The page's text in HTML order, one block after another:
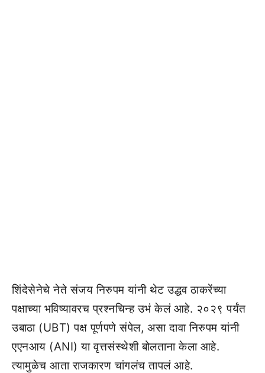
शिंदेसेनेचे नेते संजय निरुपम यांनी थेट उद्धव ठाकरेंच्या
पक्षाच्या भविष्यावरच प्रश्नचिन्ह उभं केलं आहे. २०२९ पर्यंत
उबाठा (UBT) पक्ष पूर्णपणे संपेल, असा दावा निरुपम यांनी
एएनआय (ANI) या वृत्तसंस्थेशी बोलताना केला आहे.
त्यामुळेच आता राजकारण चांगलंच तापलं आहे.